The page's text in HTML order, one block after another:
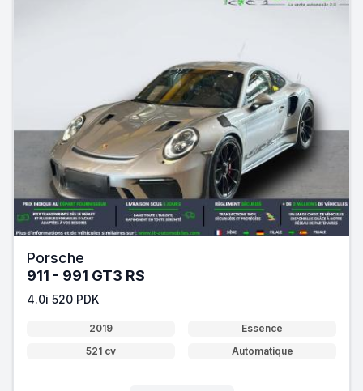
Porsche
911 - 991 GT3 RS
4.0i 520 PDK
2019
Essence
521 cv
Automatique